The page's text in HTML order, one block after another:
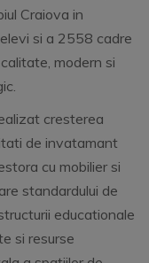
Craiova in
si a 2558 cadre
modern si
cresterea
de invatamant
cu mobilier si
standardului de
educationale
si resurse